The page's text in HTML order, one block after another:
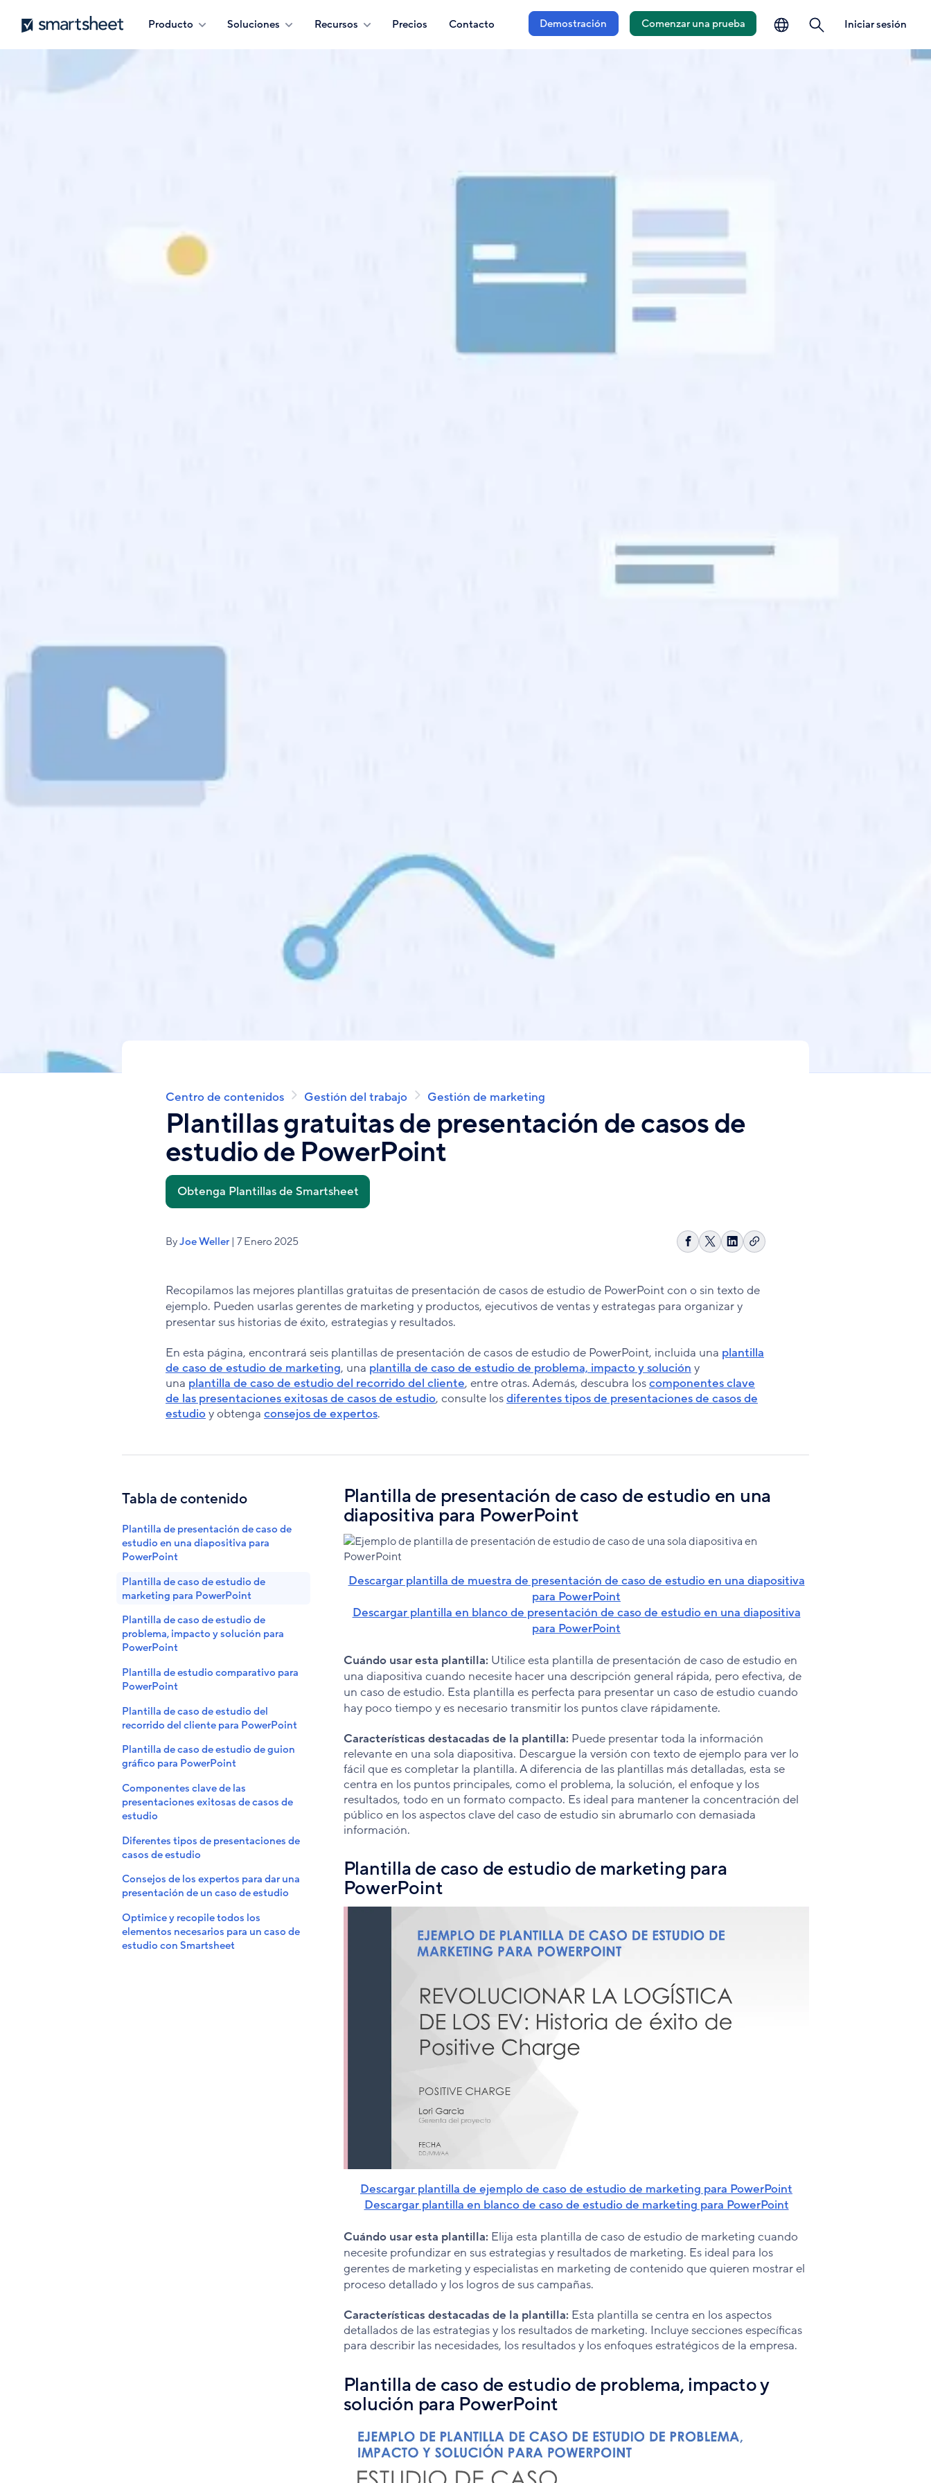
Pasar
contenido
Smartsheet
Producto Soluciones Recursos Precios Contacto Demostración Comenzar una prueba Iniciar sesión
Sobrescribir
enlaces
de
a
la
navegación
Centro de contenidos Gestión del trabajo Gestión de marketing
Plantillas gratuitas de presentación de casos de
estudio de PowerPoint
Obtenga Plantillas de Smartsheet
ByJoe Weller| 7 Enero 2025
Compartir
ShareCompartir
Copiar
Recopilamos las mejores plantillas gratuitas de presentación de casos de estudio de PowerPoint con o sin texto de
ejemplo. Pueden usarlas gerentes de marketing y productos, ejecutivos de ventas y estrategas para organizar y
presentar sus historias de éxito, estrategias y resultados.
En esta página, encontrará seis plantillas de presentación de casos de estudio de PowerPoint, incluida una plantilla
de caso de estudio de marketing, una plantilla de caso de estudio de problema, impacto y solución y
una plantilla de caso de estudio del recorrido del cliente, entre otras. Además, descubra loscomponentes clave
de las presentaciones exitosas de casos de estudio, consulte losdiferentes tipos de presentaciones de casos de
estudioy obtenga consejos de expertos.
Tabla de contenido
Plantilla de presentación de caso de
estudio en una diapositiva para
PowerPoint
Plantilla de caso de estudio de
marketing para PowerPoint
Plantilla de caso de estudio de
problema, impacto y solución para
PowerPoint
Plantilla de estudio comparativo para
PowerPoint
Plantilla de caso de estudio del
recorrido del cliente para PowerPoint
Plantilla de caso de estudio de guion
gráfico para PowerPoint
Componentes clave de las
presentaciones exitosas de casos de
estudio
Diferentes tipos de presentaciones de
casos de estudio
Consejos de los expertos para dar una
presentación de un caso de estudio
Optimice y recopile todos los
elementos necesarios para un caso de
estudio con Smartsheet
Plantilla de presentación de caso de estudio en una
diapositiva para PowerPoint
Descargar plantilla de muestra de presentación de caso de estudio en una diapositiva
para PowerPoint
Descargar plantilla en blanco de presentación de caso de estudio en una diapositiva
para PowerPoint
Cuándo usar esta plantilla: Utilice esta plantilla de presentación de caso de estudio en
una diapositiva cuando necesite hacer una descripción general rápida, pero efectiva, de
un caso de estudio. Esta plantilla es perfecta para presentar un caso de estudio cuando
hay poco tiempo y es necesario transmitir los puntos clave rápidamente.
Características destacadas de la plantilla: Puede presentar toda la información
relevante en una sola diapositiva. Descargue la versión con texto de ejemplo para ver lo
fácil que es completar la plantilla. A diferencia de las plantillas más detalladas, esta se
centra en los puntos principales, como el problema, la solución, el enfoque y los
resultados, todo en un formato compacto. Es ideal para mantener la concentración del
público en los aspectos clave del caso de estudio sin abrumarlo con demasiada
información.
Plantilla de caso de estudio de marketing para
PowerPoint
Descargar plantilla de ejemplo de caso de estudio de marketing para PowerPoint
Descargar plantilla en blanco de caso de estudio de marketing para PowerPoint
Cuándo usar esta plantilla: Elija esta plantilla de caso de estudio de marketing cuando
necesite profundizar en sus estrategias y resultados de marketing. Es ideal para los
gerentes de marketing y especialistas en marketing de contenido que quieren mostrar el
proceso detallado y los logros de sus campañas.
Características destacadas de la plantilla: Esta plantilla se centra en los aspectos
detallados de las estrategias y los resultados de marketing. Incluye secciones específicas
para describir las necesidades, los resultados y los enfoques estratégicos de la empresa.
Plantilla de caso de estudio de problema, impacto y
solución para PowerPoint